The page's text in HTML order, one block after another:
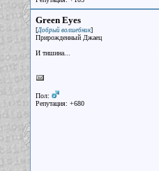
Green Eyes
[Добрый волшебник]
Прирожденный Джаец
И тишина...
Пол:
Репутация: +680